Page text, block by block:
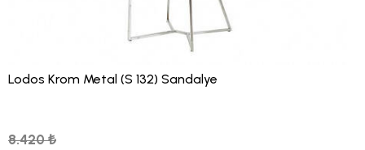
Lodos Krom Metal (S 132) Sandalye
8.420 ₺